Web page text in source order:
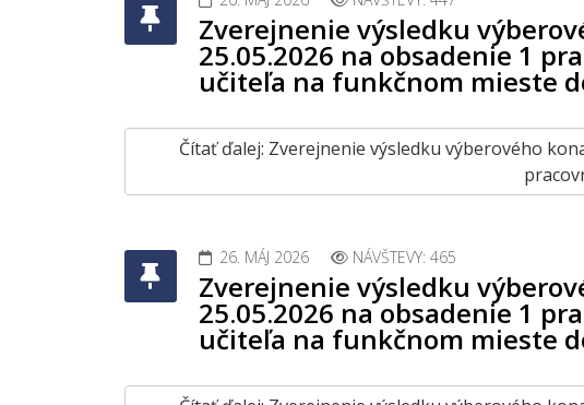
Zverejnenie výsledku
25.05.2026 na obsadenie 1
učiteľa na funkčnom mieste
Čítať ďalej: Zverejnenie výsledku výberového
26. MÁJ 2026 NÁVŠTEVY: 465
Zverejnenie výsledku
25.05.2026 na obsadenie 1
učiteľa na funkčnom mieste